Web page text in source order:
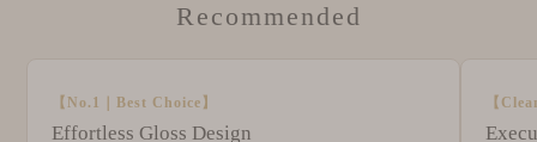
Recommended
【No.1｜Best Choice】
Effortless Gloss Design
【